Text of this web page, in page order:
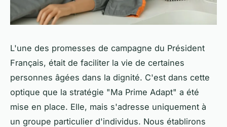
L'une des promesses de campagne du Président
Français, était de faciliter la vie de certaines
personnes âgées dans la dignité. C'est dans cette
optique que la stratégie "Ma Prime Adapt" a été
mise en place. Elle, mais s'adresse uniquement à
un groupe particulier d'individus. Nous établirons